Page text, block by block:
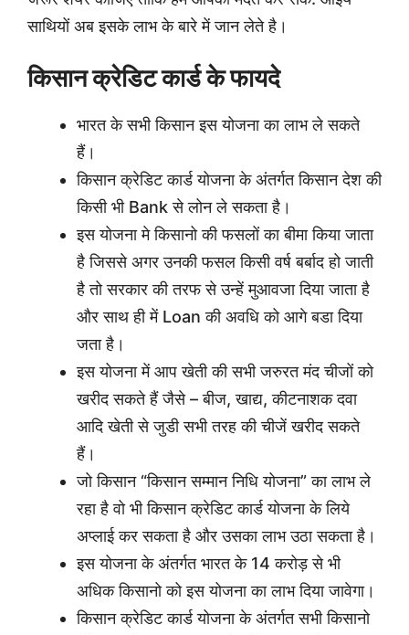
साथियों अब इसके लाभ के बारे में जान लेते है।
किसान क्रेडिट कार्ड के फायदे
भारत के सभी किसान इस योजना का लाभ ले सकते
हैं।
किसान क्रेडिट कार्ड योजना के अंतर्गत किसान देश की
किसी भी Bank से लोन ले सकता है।
इस योजना मे किसानो की फसलों का बीमा किया जाता
है जिससे अगर उनकी फसल किसी वर्ष बर्बाद हो जाती
है तो सरकार की तरफ से उन्हें मुआवजा दिया जाता है
और साथ ही में Loan की अवधि को आगे बडा दिया
जता है।
इस योजना में आप खेती की सभी जरुरत मंद चीजों को
खरीद सकते हैं जैसे – बीज, खाद्य, कीटनाशक दवा
आदि खेती से जुडी सभी तरह की चीजें खरीद सकते
हैं।
जो किसान “किसान सम्मान निधि योजना” का लाभ ले
रहा है वो भी किसान क्रेडिट कार्ड योजना के लिये
अप्लाई कर सकता है और उसका लाभ उठा सकता है।
इस योजना के अंतर्गत भारत के 14 करोड़ से भी
अधिक किसानो को इस योजना का लाभ दिया जावेगा।
किसान क्रेडिट कार्ड योजना के अंतर्गत सभी किसानो